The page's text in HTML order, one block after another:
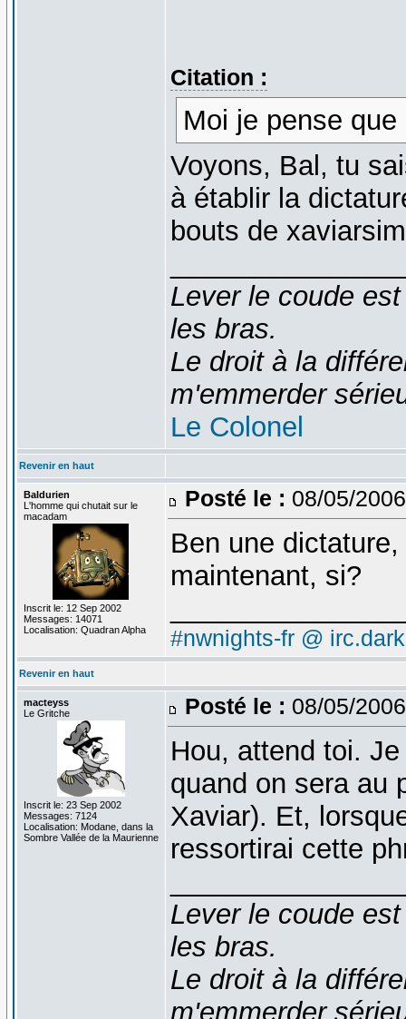
Citation :
Moi je pense
Voyons, Bal, tu
à établir la
bouts de
Lever le coude
les bras.
Le droit à la
m'emmerder
Le Colonel
Revenir en haut
Baldurien
L'homme qui chutait sur le
macadam
Inscrit le: 12 Sep 2002
Messages: 14071
Localisation: Quadran Alpha
Posté le : 08/05/
Ben une
maintenant, si?
#nwnights-fr @
Revenir en haut
macteyss
Le Gritche
Inscrit le: 23 Sep 2002
Messages: 7124
Localisation: Modane, dans la
Sombre Vallée de la Maurienne
Posté le : 08/05/
Hou, attend toi.
quand on sera au
Xaviar). Et,
ressortirai cette
Lever le coude
les bras.
Le droit à la
m'emmerder